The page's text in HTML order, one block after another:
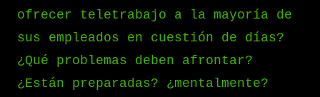
ofrecer teletrabajo a la mayoría de
sus empleados en cuestión de días?
¿Qué problemas deben afrontar?
¿Están preparadas? ¿mentalmente?